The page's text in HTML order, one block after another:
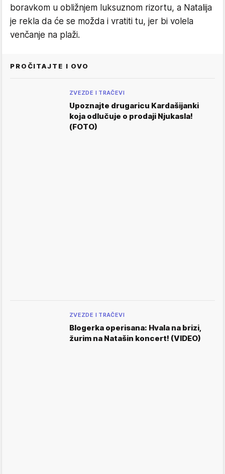
boravkom u obližnjem luksuznom rizortu, a Natalija
je rekla da će se možda i vratiti tu, jer bi volela
venčanje na plaži.
PROČITAJTE I OVO
ZVEZDE I TRAČEVI
Upoznajte drugaricu Kardašijanki
koja odlučuje o prodaji Njukasla!
(FOTO)
ZVEZDE I TRAČEVI
Blogerka operisana: Hvala na brizi,
žurim na Natašin koncert! (VIDEO)